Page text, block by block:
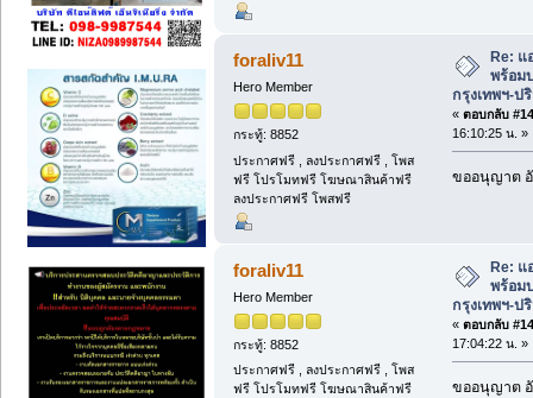
foraliv11
Hero Member
กระทู้: 8852
ประกาศฟรี , ลงประกาศฟรี , โพส
ฟรี โปรโมทฟรี โฆษณาสินค้าฟรี
ลงประกาศฟรี โพสฟรี
Re:
พร้อม
กรุงเทพฯ-
« ตอบกลับ
16:10:25 น. »
ขออนุญาต
foraliv11
Hero Member
กระทู้: 8852
ประกาศฟรี , ลงประกาศฟรี , โพส
ฟรี โปรโมทฟรี โฆษณาสินค้าฟรี
Re: แ
พร้อม
กรุงเทพฯ-
« ตอบกลับ
17:04:22 น. »
ขออนุญาต